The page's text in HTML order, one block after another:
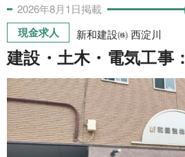
2026年8月1日掲載
現金求人 新和建設㈱ 西淀川
建設・土木・電気工事：